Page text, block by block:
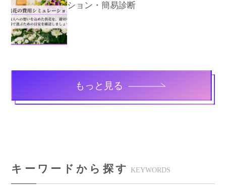
ション・簡易診断
もっと見る
キーワードから探す KEYWORDS